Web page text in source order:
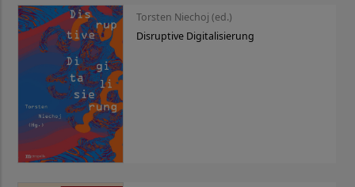
Torsten Niechoj (ed.)
Disruptive Digitalisierung